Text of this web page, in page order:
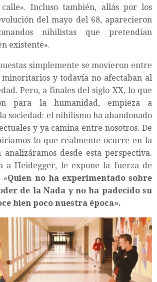
Incluso también, allás por los
del mayo del 68, aparecieron
nihilistas que pretendían
existente».
simplemente se movieron entre
minoritarios y todavía no afectaban al
Pero, a finales del siglo XX, lo que
para la humanidad, empieza a
sociedad: el nihilismo ha abandonado
y ya camina entre nosotros. De
lo que realmente ocurre en la
analizáramos desde esta perspectiva.
a Heidegger, le expone la fuerza de
«Quien no ha experimentado sobre
de la Nada y no ha padecido su
bien poco nuestra época».